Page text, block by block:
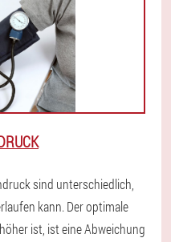
sind unterschiedlich,
kann. Der optimale
ist, ist eine Abweichung